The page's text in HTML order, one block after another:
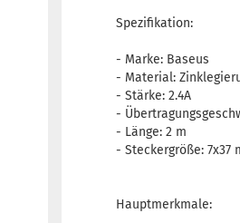
Spezifikation:
- Marke: Baseus
- Material:
- Stärke: 2.4A
-
- Länge: 2 m
- Steckergröße: 7x37
Hauptmerkmale: